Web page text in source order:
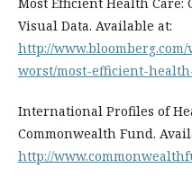
Visual Data. Available at:
http://
worst/most-efficient-
International Profiles of
Commonwealth Fund.
http://